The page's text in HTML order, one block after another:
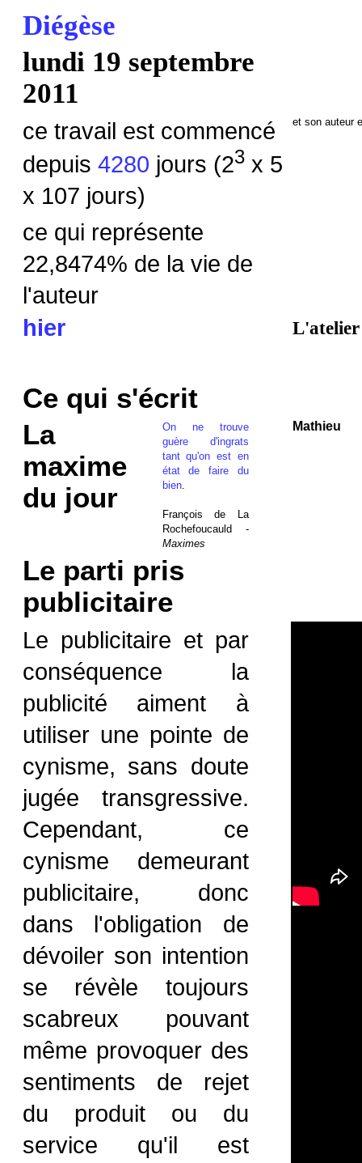
Diégèse
lundi 19 septembre
2011
ce travail est commencé
depuis 4280 jours (23x 5
x 107 jours)
et son auteur
ce qui représente
22,8474% de la vie de
l'auteur
hier
Ce qui s'écrit
La
maxime
du jour
On ne trouve
guère d'ingrats
tant qu'on est en
état de faire du
bien.
François de La
Rochefoucauld -
Maximes
Mathieu
Le parti pris
publicitaire
Le publicitaire et par
conséquence la
publicité aiment à
utiliser une pointe de
cynisme, sans doute
jugée transgressive.
Cependant, ce
cynisme demeurant
publicitaire, donc
dans l'obligation de
dévoiler son intention
se révèle toujours
scabreux pouvant
même provoquer des
sentiments de rejet
du produit ou du
service qu'il est